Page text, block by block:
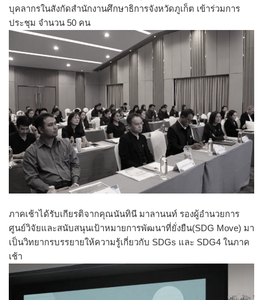
บุคลากรในสังกัดสำนักงานศึกษาธิการจังหวัดภูเก็ต เข้าร่วมการ
ประชุม จำนวน 50 คน
ภาคเช้าได้รับเกียรติจากคุณนันทินี มาลานนท์ รองผู้อำนวยการ
ศูนย์วิจัยและสนับสนุนเป้าหมายการพัฒนาที่ยั่งยืน(SDG Move) มา
เป็นวิทยากรบรรยายให้ความรู้เกี่ยวกับ SDGs และ SDG4 ในภาค
เช้า